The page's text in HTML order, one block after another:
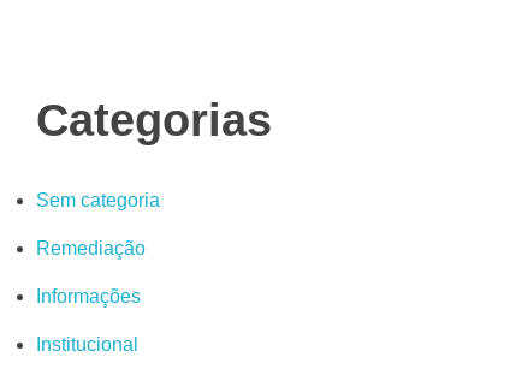
Categorias
Sem categoria
Remediação
Informações
Institucional